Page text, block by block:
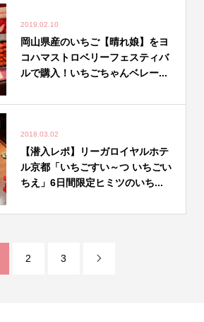
2019.02.10
岡山県産のいちご【晴れ娘】をヨ
コハマストロベリーフェスティバ
ルで購入！いちごちゃんベレー...
2018.03.02
【潜入レポ】リーガロイヤルホテ
ル京都「いちごすい～つ いちごい
ちえ」6日間限定ヒミツのいち...
2 3 